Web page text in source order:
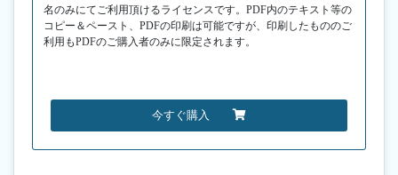
名のみにてご利用頂けるライセンスです。PDF内のテキスト等の
コピー＆ペースト、PDFの印刷は可能ですが、印刷したもののご
利用もPDFのご購入者のみに限定されます。
今すぐ購入